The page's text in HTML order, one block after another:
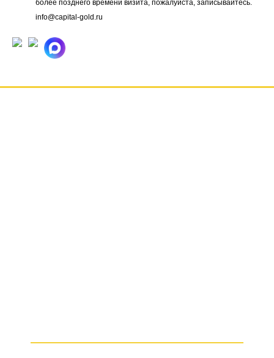
более позднего времени визита, пожалуйста, записывайтесь.
info@capital-gold.ru